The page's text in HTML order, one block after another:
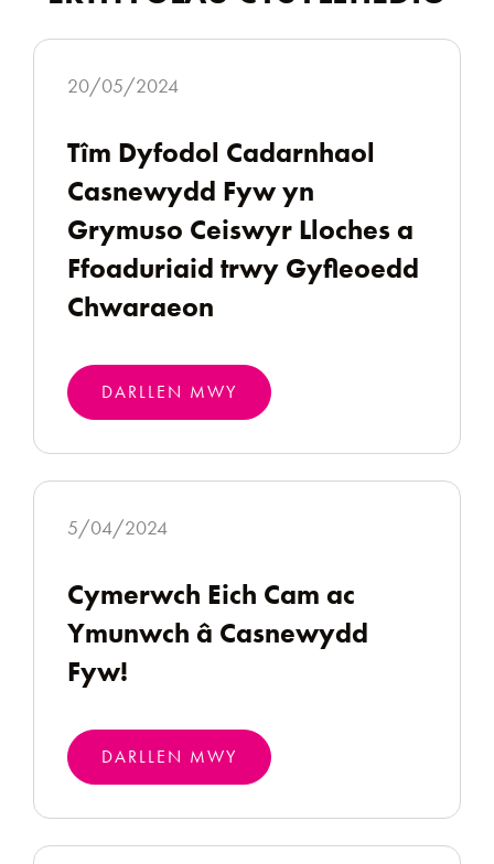
20/05/2024
Tîm Dyfodol Cadarnhaol
Casnewydd Fyw yn
Grymuso Ceiswyr Lloches a
Ffoaduriaid trwy Gyfleoedd
Chwaraeon
DARLLEN MWY
5/04/2024
Cymerwch Eich Cam ac
Ymunwch â Casnewydd
Fyw!
DARLLEN MWY